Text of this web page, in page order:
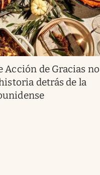
Acción de Gracias no
detrás de la